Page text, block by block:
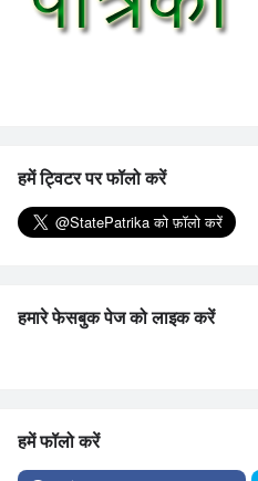
हमें ट्विटर पर फॉलो करें
हमारे फेसबुक पेज को लाइक करें
हमें फॉलो करें